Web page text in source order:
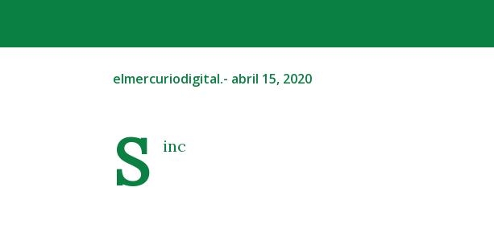
elmercuriodigital.- abril 15, 2020
S inc